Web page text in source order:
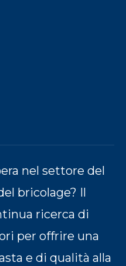
nel settore del
bricolage? Il
ricerca di
per offrire una
e di qualità alla